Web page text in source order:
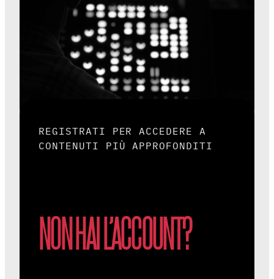
REGISTRATI PER ACCEDERE A
CONTENUTI PIÙ APPROFONDITI
NON HAI L’ACCOUNT?